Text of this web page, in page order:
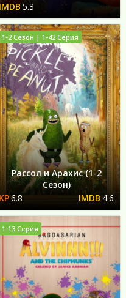
5.3
Рассол и Арахис (1-2
Сезон)
6.8
4.6
1-2 Сезон | 1-42 Серия
1-13 Серия